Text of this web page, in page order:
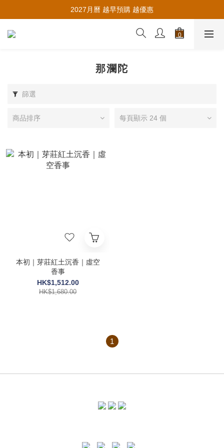
推薦新會員入會，賺取購物金🪙
2027月曆 越早預購 越優惠
推薦新會員入會，賺取購物金🪙
那瀾陀
篩選
商品排序 每頁顯示 24 個
本初｜芽莊紅土沉香｜虛空
香事
HK$1,512.00
HK$1,680.00
1